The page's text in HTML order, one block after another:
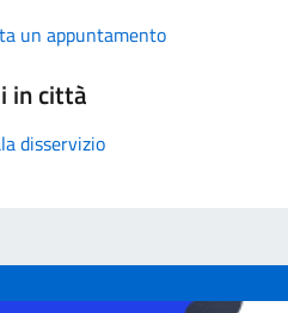
un appuntamento
in città
disservizio